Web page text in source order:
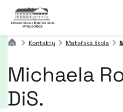
Kontakty Mateřská škola
Michaela
DiS.